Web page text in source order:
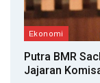
Ekonomi
Putra BMR
Jajaran